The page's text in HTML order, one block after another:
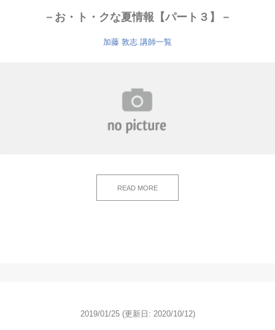
－お・ト・クな夏情報【パート３】－
加藤 敦志 講師一覧
READ MORE
2019/01/25 (更新日: 2020/10/12)